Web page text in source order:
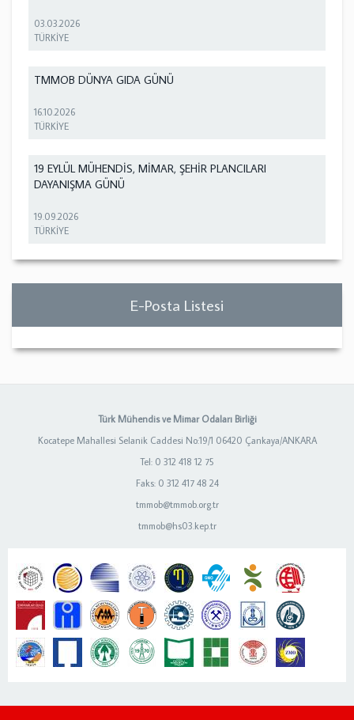
03.03.2026
TÜRKİYE
TMMOB DÜNYA GIDA GÜNÜ
16.10.2026
TÜRKİYE
19 EYLÜL MÜHENDİS, MİMAR, ŞEHİR PLANCILARI
DAYANIŞMA GÜNÜ
19.09.2026
TÜRKİYE
E-Posta Listesi
Türk Mühendis ve Mimar Odaları Birliği
Kocatepe Mahallesi Selanik Caddesi No:19/1 06420 Çankaya/ANKARA
Tel: 0 312 418 12 75
Faks: 0 312 417 48 24
tmmob@tmmob.org.tr
tmmob@hs03.kep.tr